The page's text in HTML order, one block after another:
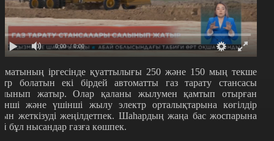
0:00 / 0:00
іргесінде қуаттылығы 250 және 150 мың текше
болатын екі бірдей автоматты газ тарату стансасы
жатыр. Олар қаланы жылумен қамтып отырған
және үшінші жылу электр орталықтарына көгілдір
жеткізуді жеңілдетпек. Шаһардың жаңа бас жоспарына
бұл нысандар газға көшпек.